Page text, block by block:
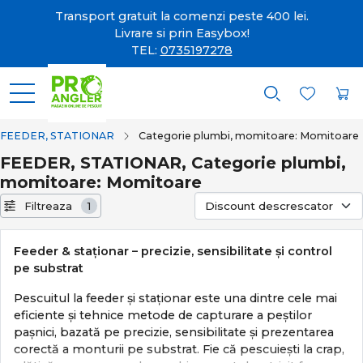
Transport gratuit la comenzi peste 400 lei.
Livrare si prin Easybox!
TEL: 0735197278
FEEDER, STATIONAR Categorie plumbi, momitoare: Momitoare
FEEDER, STATIONAR, Categorie plumbi,
momitoare: Momitoare
Filtreaza 1
Feeder & staționar – precizie, sensibilitate și control
pe substrat
Pescuitul la feeder și staționar este una dintre cele mai
eficiente și tehnice metode de capturare a peștilor
pașnici, bazată pe precizie, sensibilitate și prezentarea
corectă a monturii pe substrat. Fie că pescuiești la crap,